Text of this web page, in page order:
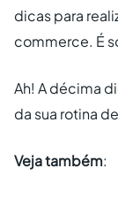
dicas para
commerce. É
Ah! A décima
da sua rotina
Veja também: